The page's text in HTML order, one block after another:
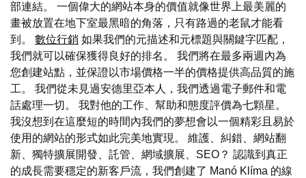
部連結。 一個偉大的網站本身的價值就像世界上最美麗的
畫被放置在地下室最黑暗的角落，只有路過的老鼠才能看
到。 數位行銷 如果我們的元描述和元標題與關鍵字匹配，
我們就可以確保獲得良好的排名。 我們將在最多兩週內為
您創建站點，並保證以市場價格一半的價格提供高品質的施
工。 我們從未見過安德里亞本人，我們透過電子郵件和電
話處理一切。 我對他的工作、幫助和態度評價為七顆星。
我沒想到在這麼短的時間內我們的夢想會以一個精彩且易於
使用的網站的形式如此完美地實現。 維護、糾錯、網站翻
新、獨特擴展開發、託管、網域擴展、SEO？ 認識到真正
的成長需要穩定的新客戶流，我們創建了 Manó Klíma 的線